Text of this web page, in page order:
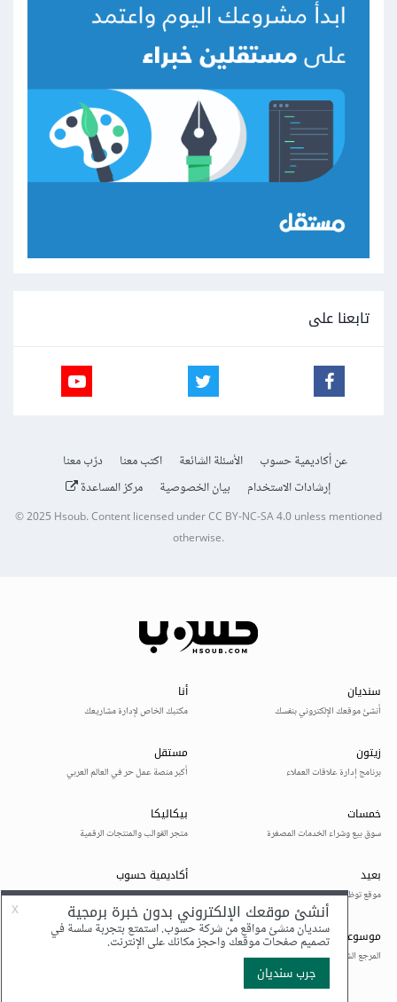
تابعنا على
عن أكاديمية حسوب الأسئلة الشائعة اكتب معنا
درّب معنا
إرشادات الاستخدام
بيان الخصوصية مركز المساعدة
© 2025Hsoub.Content licensed underCC BY-NC-SA 4.0unless mentioned
otherwise.